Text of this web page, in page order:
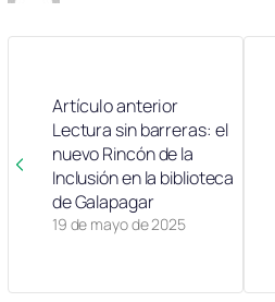
Artículo anterior
19 de mayo de 2025
Lectura sin barreras: el
nuevo Rincón de la
Inclusión en la biblioteca
de Galapagar